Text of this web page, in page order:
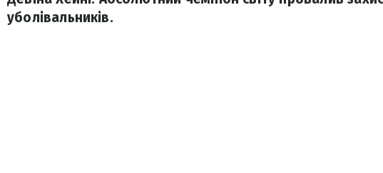
уболівальників.